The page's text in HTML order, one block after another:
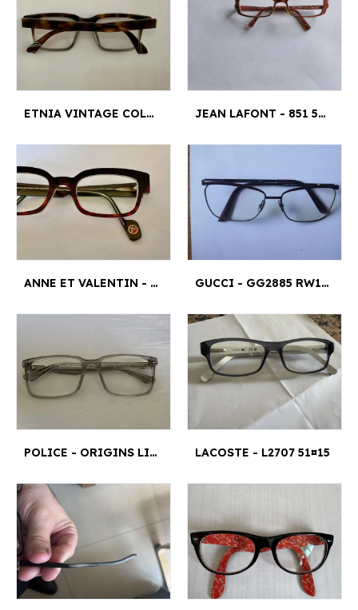
ETNIA VINTAGE COLLECTION - QUINN HVGY JEAN LAFONT - 851 5116 125
ANNE ET VALENTIN - REACTION 0927 4,58 CM¤1 CM GUCCI - GG2885 RW1 140
POLICE - ORIGINS LITE 22 VPLN17 COL.03.GU 54¤17 LACOSTE - L2707 51¤15